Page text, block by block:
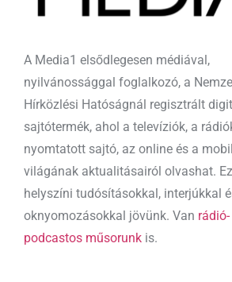
A Media1 elsődlegesen médiával,
nyilvánossággal foglalkozó, a
Hírközlési Hatóságnál regisztrált
sajtótermék, ahol a televíziók, a
nyomtatott sajtó, az online és a
világának aktualitásairól olvashat.
helyszíni tudósításokkal, interjúkkal
oknyomozásokkal jövünk. Van
podcastos műsorunk is.